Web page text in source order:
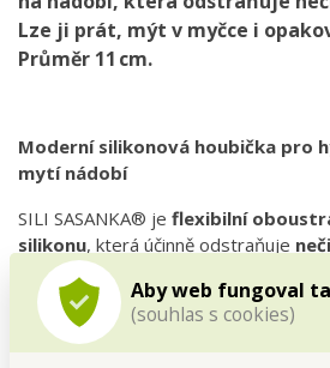
Aby web fungoval
(souhlas s cookies)
Lze ji prát, mýt v myčce i
Průměr 11 cm.
Moderní silikonová houbička pro
mytí nádobí
SILI SASANKA® je flexibilní
silikonu, která účinně odstraňuje
mastnotu a zbytky jídel
omyvatelná, hygienická a
praktická pomocnice pro moderní